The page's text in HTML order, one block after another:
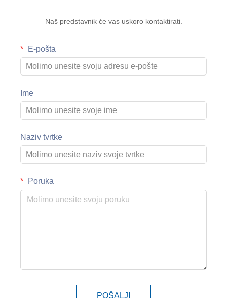
Naš predstavnik će vas uskoro kontaktirati.
E-pošta
Ime
Naziv tvrtke
Poruka
POŠALJI